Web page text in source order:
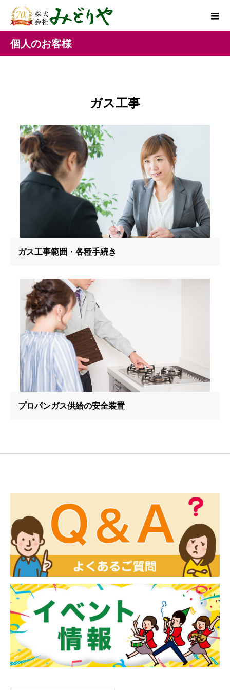
個人のお客様
ガス工事
ガス工事範囲・各種手続き
プロパンガス供給の安全装置